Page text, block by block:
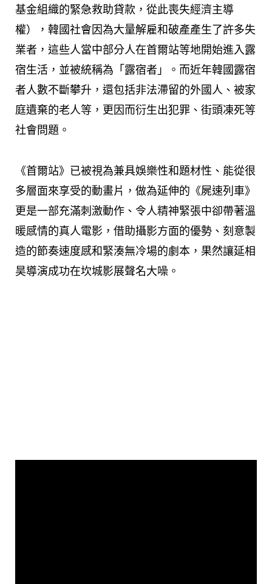
基金組織的緊急救助貸款，從此喪失經濟主導
權），韓國社會因為大量解雇和破產產生了許多失
業者，這些人當中部分人在首爾站等地開始進入露
宿生活，並被統稱為「露宿者」。而近年韓國露宿
者人數不斷攀升，還包括非法滯留的外國人、被家
庭遺棄的老人等，更因而衍生出犯罪、街頭凍死等
社會問題。
《首爾站》已被視為兼具娛樂性和題材性、能從很
多層面來享受的動畫片，做為延伸的《屍速列車》
更是一部充滿刺激動作、令人精神緊張中卻帶著溫
暖感情的真人電影，借助攝影方面的優勢、刻意製
造的節奏速度感和緊湊無冷場的劇本，果然讓延相
昊導演成功在坎城影展聲名大噪。